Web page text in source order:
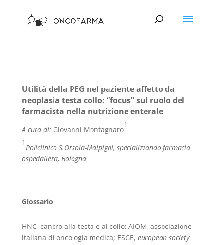
Utilità della PEG nel paziente affetto da
neoplasia testa collo: “focus” sul ruolo del
farmacista nella nutrizione enterale
A cura di: Giovanni Montagnaro
1
1
Policlinico S.Orsola-Malpighi, specializzando farmacia
ospedaliera, Bologna
Glossario
HNC, cancro alla testa e al collo; AIOM, associazione
italiana di oncologia medica; ESGE, european society